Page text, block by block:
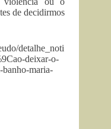
de decidirmos
detalhe_noti
deixar-o-
banho-maria-